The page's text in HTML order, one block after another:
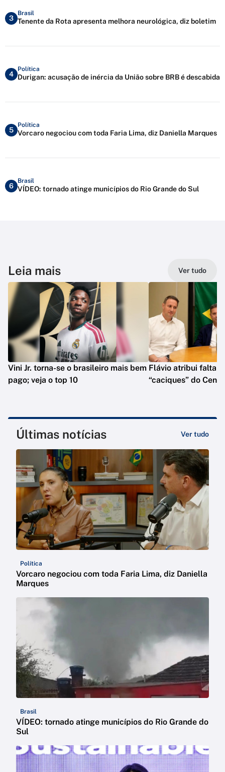
3
Brasil
Tenente da Rota apresenta melhora neurológica, diz boletim
4
Política
Durigan: acusação de inércia da União sobre BRB é descabida
5
Política
Vorcaro negociou com toda Faria Lima, diz Daniella Marques
6
Brasil
VÍDEO: tornado atinge municípios do Rio Grande do Sul
Leia mais Ver tudo
Vini Jr. torna-se o brasileiro mais bem
pago; veja o top 10
Flávio atribui falta
“caciques” do
Últimas notícias Ver tudo
Política
Vorcaro negociou com toda Faria Lima, diz Daniella
Marques
Brasil
VÍDEO: tornado atinge municípios do Rio Grande do
Sul